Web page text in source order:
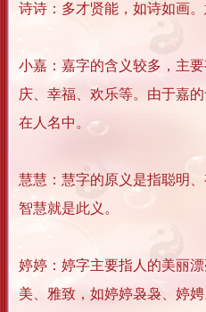
诗诗：多才贤能，如诗如画。
小嘉：嘉字的含义较多，主
庆、幸福、欢乐等。由于嘉
在人名中。
慧慧：慧字的原义是指聪明
智慧就是此义。
婷婷：婷字主要指人的美丽
美、雅致，如婷婷袅袅、婷娉